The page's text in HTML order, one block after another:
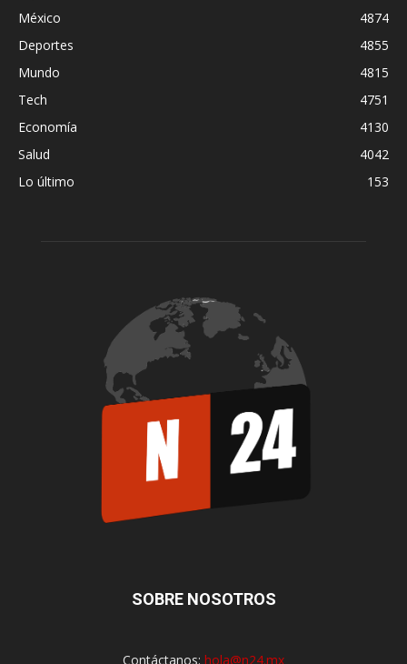
México
4874
Deportes
4855
Mundo
4815
Tech
4751
Economía
4130
Salud
4042
Lo último
153
SOBRE NOSOTROS
Contáctanos: hola@n24.mx